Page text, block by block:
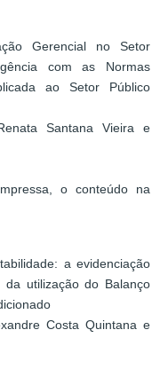
Gerencial no Setor
com as Normas
ao Setor Público
Santana Vieira e
o conteúdo na
a evidenciação
utilização do Balanço
Costa Quintana e